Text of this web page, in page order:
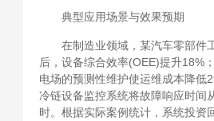
典型应用场景与效果预期
在制造业领域，某汽车零部件
后，设备综合效率(OEE)提升18%
电场的预测性维护使运维成本降低
冷链设备监控系统将故障响应时间
时。根据实际案例统计，系统投资